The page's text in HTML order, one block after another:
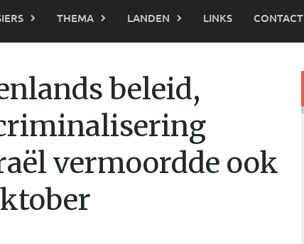
THEMA LANDEN LINKS CONTACT
beleid,
vermoordde ook